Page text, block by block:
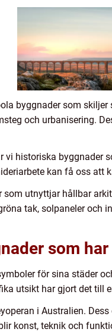
byggnader som
och urbanisering.
historiska byggnader
kan få oss att
som utnyttjar hållbar
tak, solpaneler och
som
för sina städer
utsikt har gjort det till
i Australien.
konst, teknik och